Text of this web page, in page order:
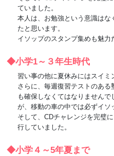
ていました。
本人は、お勉強という意識は
たと思います。
イソップのスタンプ集めも魅力
◆小学1～３年生時代
習い事の他に夏休みにはスイミ
さらに、毎週復習テストのあ
も確保しなくてはなりません
が、移動の車の中では必ずイソ
そして、CDチャレンジを完璧
行していました。
◆小学４～5年夏まで